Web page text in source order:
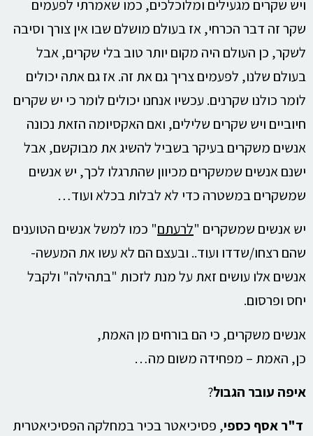
ויש שקרים מגעילים ומלוכלכים, כמו שאמרתי לפעמים
שקר זה דבר הכרחי, אז בעולם מושלם שבו אין צורך וסיבה
לשקר, כן העולם היה מקום יותר טוב בלי שקרים, אבל
בעולם שלנו, לפעמים צריך גם את זה. אז גם אתה יכולים
לומר כולנו שקרנים. עכשיו אנחנו יכולים לומר כי יש שקרים
חיוביים ויש שקרים שלילים, ואם האקסיומה הזאת נכונה
אנשים משקרים בעיקר בשביל להשיג את מבוקשם, אבל
ישנם אנשים שמשקרים מכיוון שהתרגלו לכך, יש אנשים
שמשקרים במשטרה כדי לא לבלות בכלא ועוד…
יש אנשים שמשקרים "לרעתם" כמו למשל אנשים הטוענים
שהם רצחו/שדדו ועוד.. ובעצם הם לא עשו את המעשה-
אנשים אלו עושים זאת על מנת לזכות "בתהילה" ולקבל
יחס ופרסום.
אנשים משקרים, כי הם בורחים מן האמת,
כן, האמת – מפחידה משום מה…
איפה עובר הגבול?
ד"ראסף כספי, פסיכיאטר בכיר במחלקה הפסיכיאטרית